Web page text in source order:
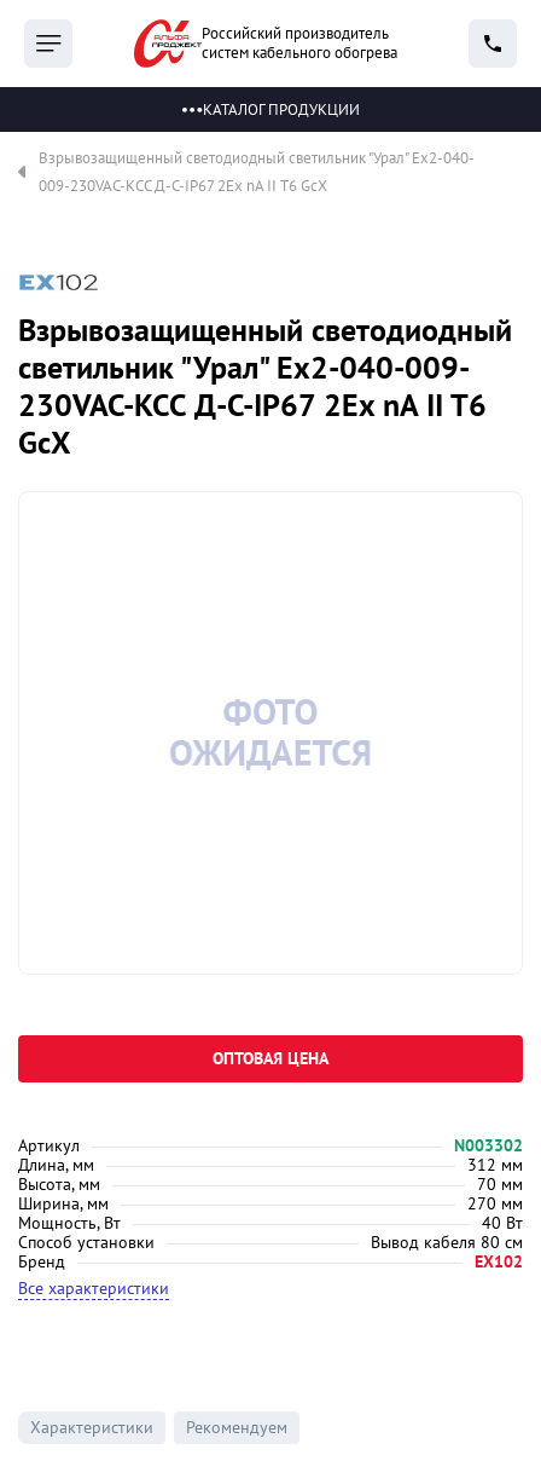
Российский производитель
систем кабельного обогрева
КАТАЛОГ ПРОДУКЦИИ
Взрывозащищенный светодиодный светильник "Урал" Ex2-040-
009-230VAC-КСС Д-С-IP67 2Ex nA II T6 GcX
Взрывозащищенный светодиодный
светильник "Урал" Ex2-040-009-
230VAC-КСС Д-С-IP67 2Ex nA II T6
GcX
Артикул
N003302
Длина, мм
312 мм
Высота, мм
70 мм
Ширина, мм
270 мм
Мощность, Вт
40 Вт
Способ установки
Вывод кабеля 80 см
Бренд
EX102
Все характеристики
ОПТОВАЯ ЦЕНА
Характеристики Рекомендуем